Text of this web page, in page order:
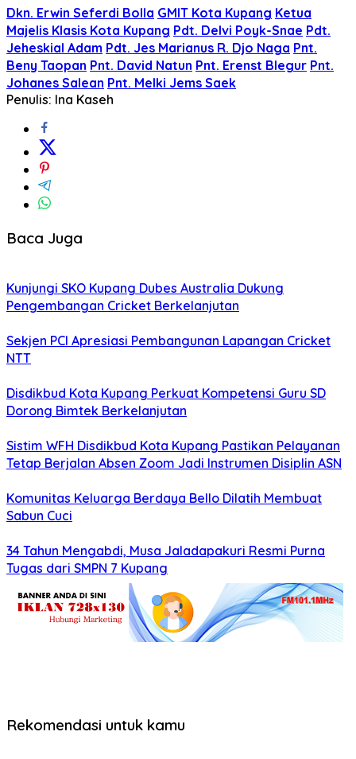
Dkn. Erwin Seferdi Bolla GMIT Kota Kupang Ketua
Majelis Klasis Kota Kupang Pdt. Delvi Poyk-Snae Pdt.
Jeheskial Adam Pdt. Jes Marianus R. Djo Naga Pnt.
Beny Taopan Pnt. David Natun Pnt. Erenst Blegur Pnt.
Johanes Salean Pnt. Melki Jems Saek
Penulis: Ina Kaseh
Baca Juga
Kunjungi SKO Kupang Dubes Australia Dukung
Pengembangan Cricket Berkelanjutan
Sekjen PCI Apresiasi Pembangunan Lapangan Cricket
NTT
Disdikbud Kota Kupang Perkuat Kompetensi Guru SD
Dorong Bimtek Berkelanjutan
Sistim WFH Disdikbud Kota Kupang Pastikan Pelayanan
Tetap Berjalan Absen Zoom Jadi Instrumen Disiplin ASN
Komunitas Keluarga Berdaya Bello Dilatih Membuat
Sabun Cuci
34 Tahun Mengabdi, Musa Jaladapakuri Resmi Purna
Tugas dari SMPN 7 Kupang
Rekomendasi untuk kamu